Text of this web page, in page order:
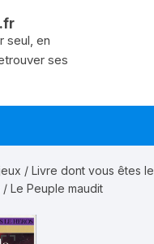
seul, en
ses
/Livre dont vous êtes le
/ Le Peuple maudit